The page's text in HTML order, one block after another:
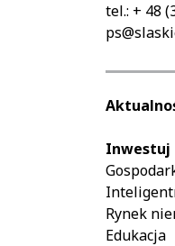
tel.: + 48
Inwestuj
Rynek
Edukacja